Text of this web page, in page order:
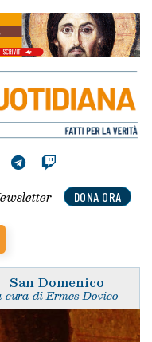
DONA ORA
San Domenico
cura di Ermes Dovico